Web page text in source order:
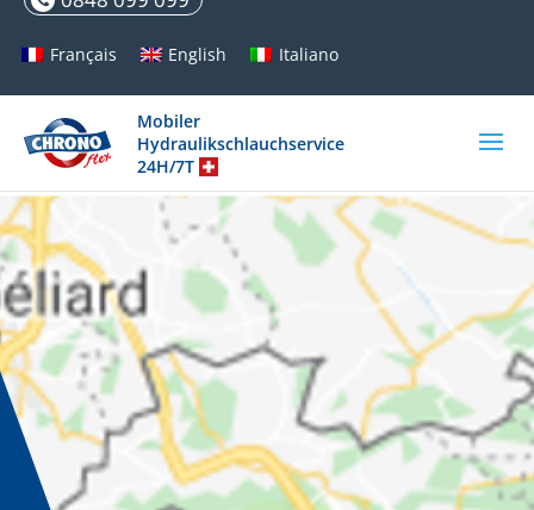
Français English Italiano
Mobiler
Hydraulikschlauchservice
24H/7T